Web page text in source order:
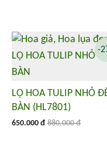
LỌ HOA TULIP NHỎ
BÀN (HL7801)
650.000 đ 880.000 đ
-